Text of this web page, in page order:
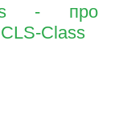
- про
Class